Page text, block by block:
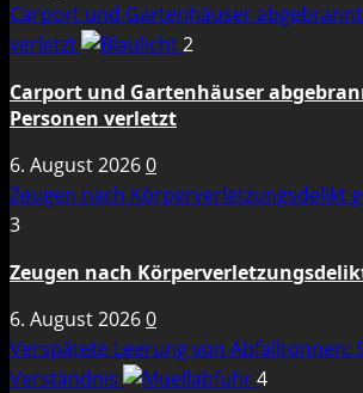
Carport und Gartenhäuser
verletzt
2
Carport und Gartenhäuser
Personen verletzt
6. August 20260
Zeugen nach Körperverletzungsdelikt
3
Zeugen nach
6. August 20260
Verspätete Leerung von Abfalltonnen:
Verständnis
4